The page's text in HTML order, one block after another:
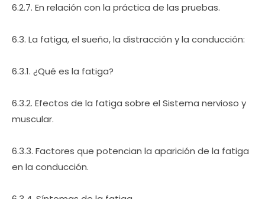
6.2.7. En relación con la práctica de las pruebas.
6.3. La fatiga, el sueño, la distracción y la conducción:
6.3.1. ¿Qué es la fatiga?
6.3.2. Efectos de la fatiga sobre el Sistema nervioso y
muscular.
6.3.3. Factores que potencian la aparición de la fatiga
en la conducción.